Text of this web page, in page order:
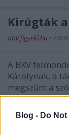
Blog - Do
Kirúgták
BKV figyelő.hu •
A BKV
Károlynak, a
megszűnt a
Szilágyi
felmondását
hétben bevált